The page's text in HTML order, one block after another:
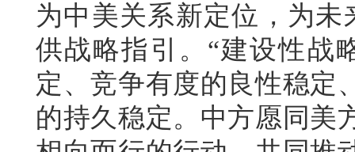
为中美关系新定位，为
供战略指引。“建设性战
定、竞争有度的良性稳定
的持久稳定。中方愿同美